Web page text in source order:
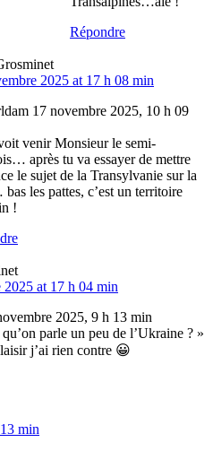
Répondre
2025 at 17 h 08 min
17 novembre 2025, 10 h 09
venir Monsieur le semi-
après tu va essayer de mettre
le sujet de la Transylvanie sur la
les pattes, c’est un territoire
!
2025 at 17 h 04 min
2025, 9 h 13 min
parle un peu de l’Ukraine ? »
j’ai rien contre 😀
min